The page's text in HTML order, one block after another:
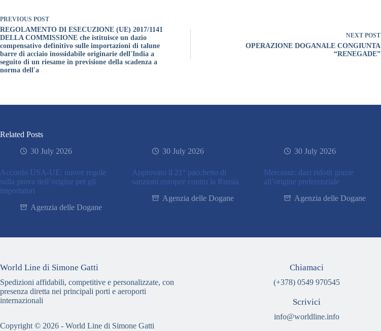
PREVIOUS POST
REGOLAMENTO DI ESECUZIONE (UE) 2017/1141
DELLA COMMISSIONE che istituisce un dazio
compensativo definitivo sulle importazioni di talune
barre di acciaio inossidabile originarie dell'India a
seguito di un riesame in previsione della scadenza a
norma dell'a
NEXT POST
OPERAZIONE DOGANALE CONGIUNTA
“RENEGADE”
Related Posts
30 July 2026
Accordo USA-UE: nuove regole
sulla prova dell’origine per gli
importatori
Agenzia delle Dogane
30 July 2026
Approvato il 21° pacchetto di
sanzioni europee contro la Russia
Agenzia delle Dogane
30 July 2026
Mercosur: dazi ridotti grazie
all’origine preferenziale
Agenzia delle Dogane
World Line di Simone Gatti
Spedizioni affidabili, competitive e personalizzate, con
presenza diretta nei principali porti e aeroporti
internazionali
Chiamaci
(+378) 0549 970545
Scrivici
info@worldline.info
Copyright © 2026 - World Line di Simone Gatti